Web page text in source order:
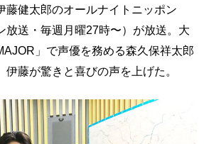
藤健太郎のオールナイトニッポン
放送・毎週月曜27時〜）が放送。大
」で声優を務める森久保祥太郎
藤が驚きと喜びの声を上げた。